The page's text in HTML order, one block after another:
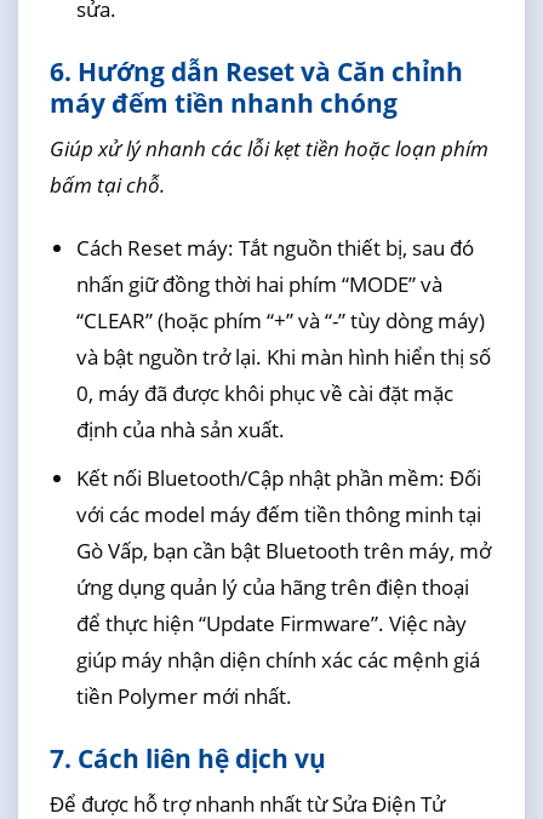
sửa.
6. Hướng dẫn Reset và Căn chỉnh
máy đếm tiền nhanh chóng
Giúp xử lý nhanh các lỗi kẹt tiền hoặc loạn phím
bấm tại chỗ.
Cách Reset máy: Tắt nguồn thiết bị, sau đó
nhấn giữ đồng thời hai phím “MODE” và
“CLEAR” (hoặc phím “+” và “-” tùy dòng máy)
và bật nguồn trở lại. Khi màn hình hiển thị số
0, máy đã được khôi phục về cài đặt mặc
định của nhà sản xuất.
Kết nối Bluetooth/Cập nhật phần mềm: Đối
với các model máy đếm tiền thông minh tại
Gò Vấp, bạn cần bật Bluetooth trên máy, mở
ứng dụng quản lý của hãng trên điện thoại
để thực hiện “Update Firmware”. Việc này
giúp máy nhận diện chính xác các mệnh giá
tiền Polymer mới nhất.
7. Cách liên hệ dịch vụ
Để được hỗ trợ nhanh nhất từ Sửa Điện Tử